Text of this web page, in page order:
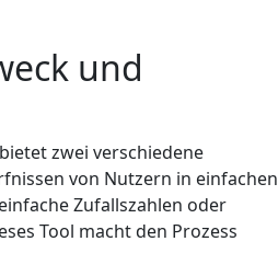
und
zwei verschiedene
von Nutzern in einfachen
Zufallszahlen oder
Tool macht den Prozess